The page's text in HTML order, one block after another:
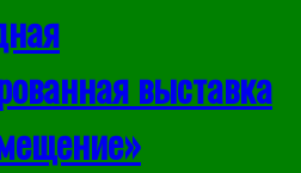
выставка